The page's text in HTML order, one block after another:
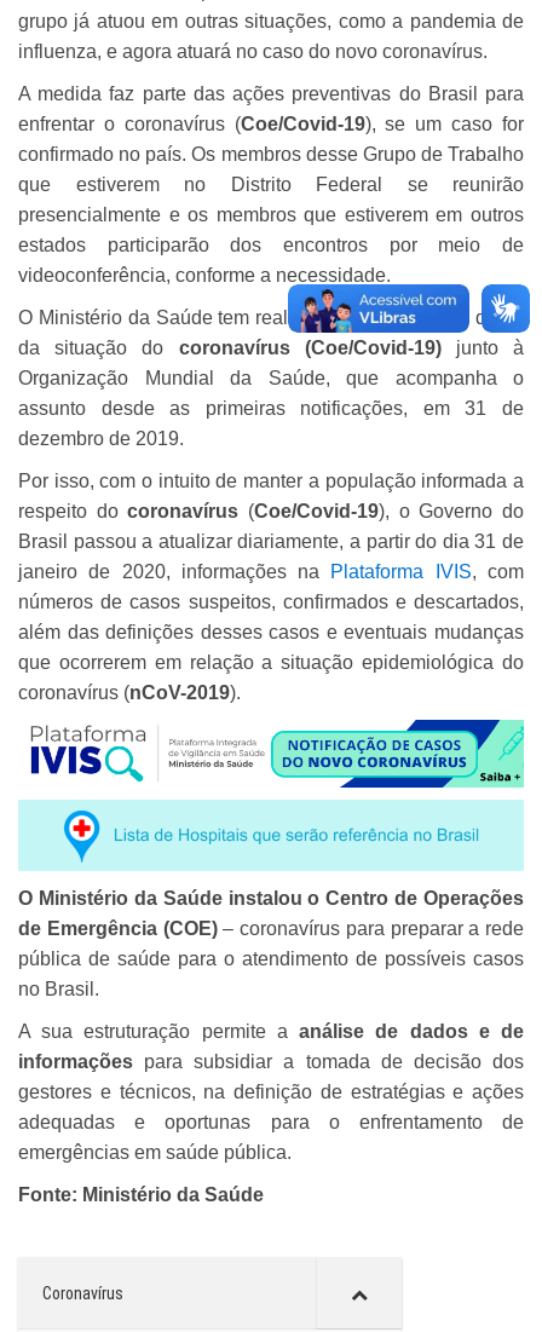
grupo já atuou em outras situações, como a pandemia de
influenza, e agora atuará no caso do novo coronavírus.
A medida faz parte das ações preventivas do Brasil para
enfrentar o coronavírus (Coe/Covid-19), se um caso for
confirmado no país. Os membros desse Grupo de Trabalho
que estiverem no Distrito Federal se reunirão
presencialmente e os membros que estiverem em outros
estados participarão dos encontros por meio de
videoconferência, conforme a necessidade.
O Ministério da Saúde tem realizado monitoramento diário
da situação do coronavírus (Coe/Covid-19)junto à
Organização Mundial da Saúde, que acompanha o
assunto desde as primeiras notificações, em 31 de
dezembro de 2019.
Por isso, com o intuito de manter a população informada a
respeito docoronavírus (Coe/Covid-19), o Governo do
Brasil passou a atualizar diariamente, a partir do dia 31 de
janeiro de 2020, informações na Plataforma IVIS, com
números de casos suspeitos, confirmados e descartados,
além das definições desses casos e eventuais mudanças
que ocorrerem em relação a situação epidemiológica do
coronavírus (nCoV-2019).
O Ministério da Saúde instalou o Centro de Operações
de Emergência (COE)– coronavírus para preparar a rede
pública de saúde para o atendimento de possíveis casos
no Brasil.
A sua estruturação permite aanálise de dados e de
informações para subsidiar a tomada de decisão dos
gestores e técnicos, na definição de estratégias e ações
adequadas e oportunas para o enfrentamento de
emergências em saúde pública.
Fonte: Ministério da Saúde
Coronavírus